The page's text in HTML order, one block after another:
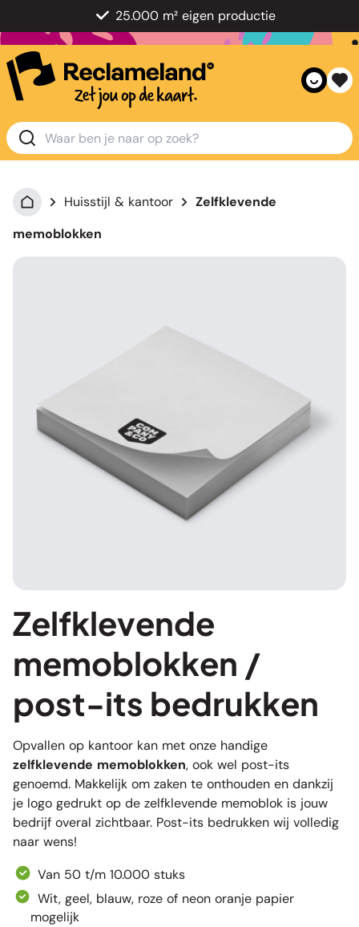
25.000 m² eigen productie
Huisstijl & kantoor
Zelfklevende
memoblokken
Zelfklevende
memoblokken /
post-its bedrukken
Opvallen op kantoor kan met onze handige
zelfklevende memoblokken, ook wel post-its
genoemd. Makkelijk om zaken te onthouden en dankzij
je logo gedrukt op de zelfklevende memoblok is jouw
bedrijf overal zichtbaar. Post-its bedrukken wij volledig
naar wens!
Van 50 t/m 10.000 stuks
Wit, geel, blauw, roze of neon oranje papier
mogelijk